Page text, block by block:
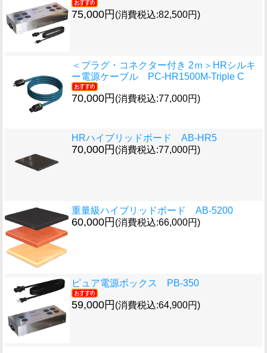
75,000円(消費税込:82,500円)
＜プラグ・コネクター付き 2ｍ＞ HRシルキ
ー電源ケーブル PC-HR1500M-Triple C
70,000円(消費税込:77,000円)
HRハイブリッドボード AB-HR5
70,000円(消費税込:77,000円)
重量級ハイブリッドボード AB-5200
60,000円(消費税込:66,000円)
ピュア電源ボックス PB-350
59,000円(消費税込:64,900円)